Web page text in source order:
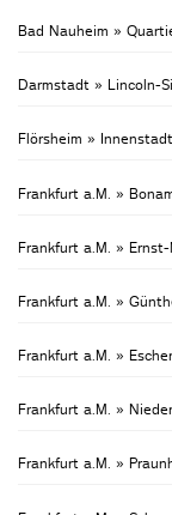
Bad Nauheim »
Darmstadt » Lincoln-
Flörsheim »
Frankfurt a.M. »
Frankfurt a.M. »
Frankfurt a.M. »
Frankfurt a.M. »
Frankfurt a.M. »
Frankfurt a.M. »